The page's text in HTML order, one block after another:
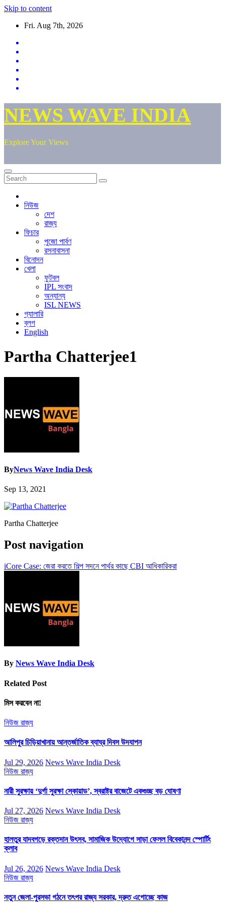
Skip to content
Fri. Aug 7th, 2026
NEWS WAVE INDIA
Explore Your Views
নিউজ
দেশ
রাজ্য
ফিচার
পুজো পার্বণ
রসনাবাসনা
বিনোদন
খেলা
ফুটবল
IPL সংবাদ
অন্যান্য
ISL NEWS
গ্যালারি
ব্লগ
English
Partha Chatterjee1
ByNews Wave India Desk
Sep 13, 2021
Partha Chatterjee
Post navigation
iCore Case: জেরা করতে শিল্প সদনে পার্থর কাছে CBI আধিকারিকরা
By News Wave India Desk
Related Post
মিস করবেন না!
নিউজ রাজ্য
আলিপুর চিড়িয়াখানায় আন্তর্জাতিক ব্যাঘ্র দিবস উদযাপন
Jul 29, 2026 News Wave India Desk
নিউজ রাজ্য
নারী সুরক্ষায় ‘দুর্গা সুরক্ষা স্কোয়াড’, স্বরাষ্ট্র বাজেটে একগুচ্ছ বড় ঘোষণা
Jul 27, 2026 News Wave India Desk
নিউজ রাজ্য
হালতুর যাদবগড়ে রক্তদান উৎসব, সামাজিক উদ্যোগে সাড়া ফেলল বিবেকানন্দ স্পোর্টিং
ক্লাব
Jul 26, 2026 News Wave India Desk
নিউজ রাজ্য
নতুন জেলা-পুরসভা গঠনে তৎপর রাজ্য সরকার, দ্রুত এগোচ্ছে কাজ